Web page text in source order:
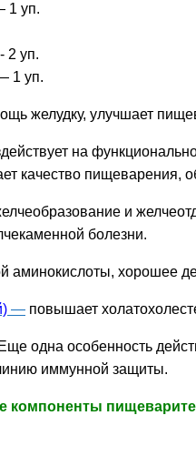
1 уп.
2 уп.
1 уп.
желудку, улучшает
на
качество пищеварения,
и
болезни.
аминокислоты, хорошее
— повышает
одна особенность
иммунной защиты.
компоненты